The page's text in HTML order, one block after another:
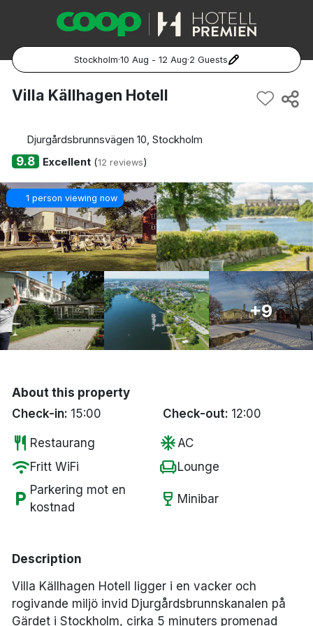
Stockholm·10 Aug - 12 Aug·2 Guests
Popular Destinations:
Göteborg
Malmö
Hela Norge
Oslo
Bergen
Done
Villa Källhagen Hotell
Djurgårdsbrunnsvägen 10, Stockholm
9.8 Excellent(12 reviews)
1 person viewing now
+9
About this property
Check-in: 15:00 Check-out: 12:00
restaurant Restaurang ac_unit AC
wifiFritt WiFi chairLounge
local_parking Parkering mot en
kostnad
wine_bar Minibar
Description
Villa Källhagen Hotell ligger i en vacker och
rogivande miljö invid Djurgårdsbrunnskanalen på
Gärdet i Stockholm, cirka 5 minuters promenad